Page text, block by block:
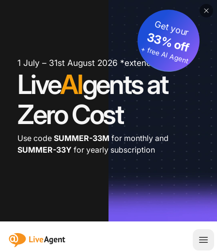
1 July – 31st August 2026 *extended
LiveAIgents at
Zero Cost
Get your
33% off
+ free AI Agent
Use code SUMMER-33M for monthly and
SUMMER-33Y for yearly subscription
:site.title